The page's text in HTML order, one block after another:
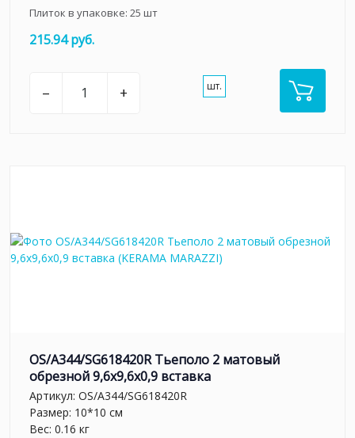
Плиток в упаковке: 25 шт
215.94 руб.
– + шт.
OS/A344/SG618420R Тьеполо 2 матовый
обрезной 9,6x9,6x0,9 вставка
Артикул: OS/A344/SG618420R
Размер: 10*10 см
Вес: 0.16 кг